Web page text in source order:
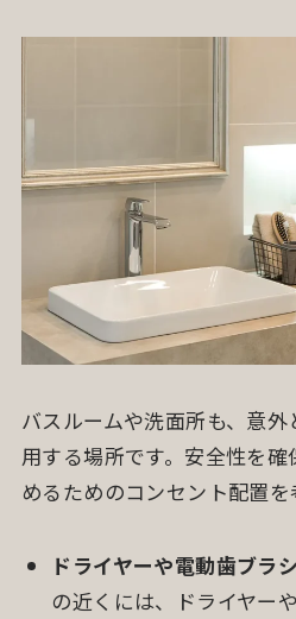
バスルームや洗面所も、意
用する場所です。安全性を
めるためのコンセント配置を
ドライヤーや電動歯ブラ
の近くには、ドライヤー